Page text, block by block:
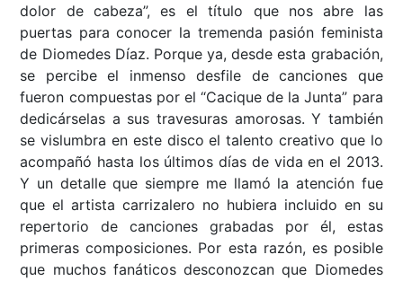
dolor de cabeza”, es el título que nos abre las
puertas para conocer la tremenda pasión feminista
de Diomedes Díaz. Porque ya, desde esta grabación,
se percibe el inmenso desfile de canciones que
fueron compuestas por el “Cacique de la Junta” para
dedicárselas a sus travesuras amorosas. Y también
se vislumbra en este disco el talento creativo que lo
acompañó hasta los últimos días de vida en el 2013.
Y un detalle que siempre me llamó la atención fue
que el artista carrizalero no hubiera incluido en su
repertorio de canciones grabadas por él, estas
primeras composiciones. Por esta razón, es posible
que muchos fanáticos desconozcan que Diomedes